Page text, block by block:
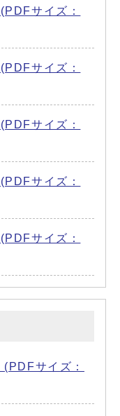
サイズ：
サイズ：
サイズ：
サイズ：
サイズ：
サイズ：